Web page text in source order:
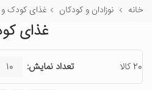
خانه نوزادان و کودکان غذای کودک
غذای
20 کالا تعداد نمایش: